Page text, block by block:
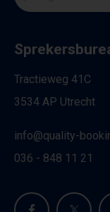
Tractieweg 41C
3534 AP Utrecht
info@quality-
036 - 848 11 21